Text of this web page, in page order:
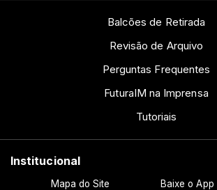
Balcões de Retirada
Revisão de Arquivo
Perguntas Frequentes
FuturaIM na Imprensa
Tutoriais
Institucional
Mapa do Site Baixe o App